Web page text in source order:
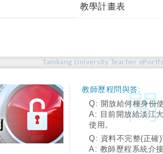
教學計畫表
Tamkang University Teacher
教師歷程問與答:
Q: 開放給何種身份
A: 目前開放給淡江
使用。
Q: 資料不完整(正確
A: 教師歷程系統介